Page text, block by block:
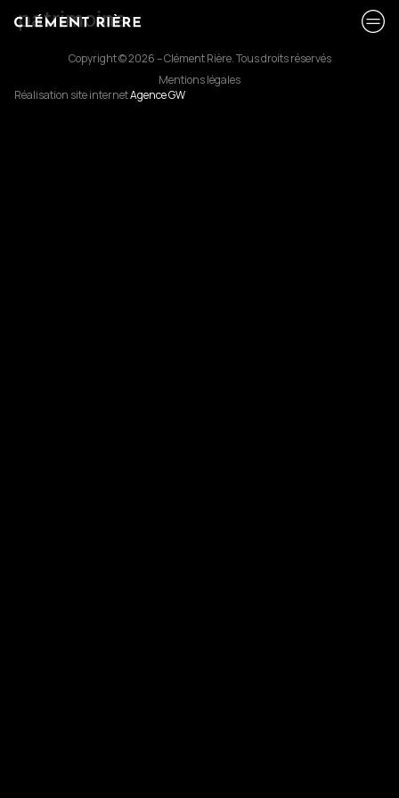
patrimoine
Copyright © 2026 – Clément Rière. Tous droits réservés
Mentions légales
Réalisation site internetAgence GW